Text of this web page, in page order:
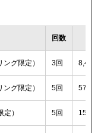
回数
グ限定） 3回 8,400
グ限定） 5回
） 5回